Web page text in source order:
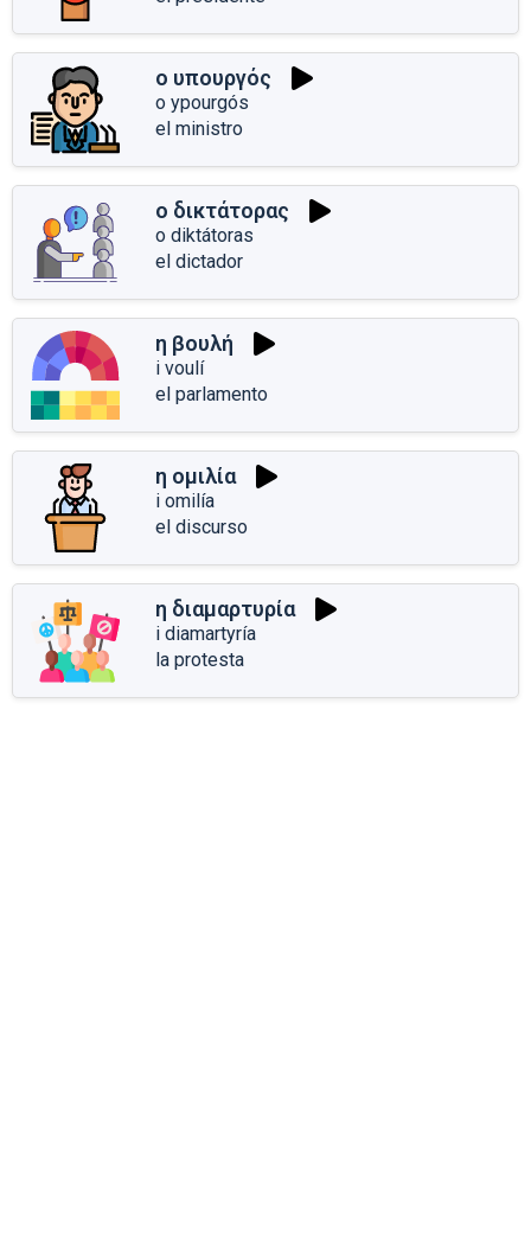
ο υπουργός
o ypourgós
el ministro
ο δικτάτορας
o diktátoras
el dictador
η βουλή
i voulí
el parlamento
η ομιλία
i omilía
el discurso
η διαμαρτυρία
i diamartyría
la protesta